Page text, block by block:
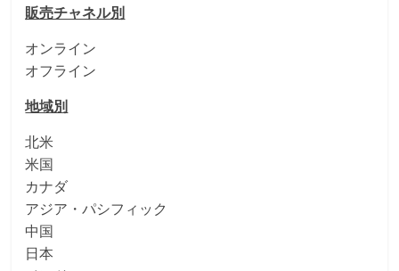
販売チャネル別
オンライン
オフライン
地域別
北米
米国
カナダ
アジア・パシフィック
中国
日本